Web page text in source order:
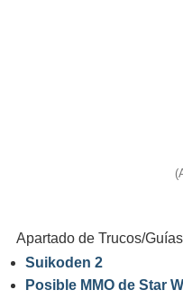
Apartado de Trucos/Guías
Suikoden 2
Posible MMO de Star